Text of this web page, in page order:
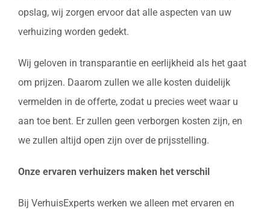
opslag, wij zorgen ervoor dat alle aspecten van uw
verhuizing worden gedekt.
Wij geloven in transparantie en eerlijkheid als het gaat
om prijzen. Daarom zullen we alle kosten duidelijk
vermelden in de offerte, zodat u precies weet waar u
aan toe bent. Er zullen geen verborgen kosten zijn, en
we zullen altijd open zijn over de prijsstelling.
Onze ervaren verhuizers maken het verschil
Bij VerhuisExperts werken we alleen met ervaren en